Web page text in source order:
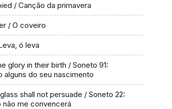
/ Canção da primavera
/ O coveiro
ó leva
glory in their birth / Soneto 91:
alguns do seu nascimento
shall not persuade / Soneto 22:
não me convencerá